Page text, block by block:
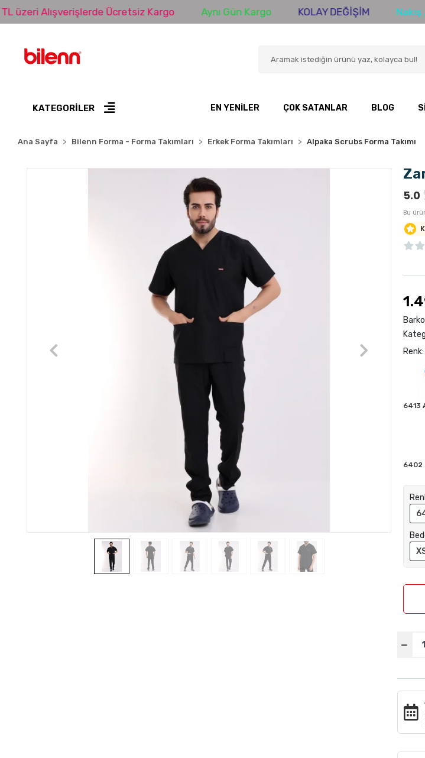
Alışverişlerde Ücretsiz Kargo Aynı Gün Kargo KOLAY DEĞİŞİM Nakış /
KATEGORİLER EN YENILER ÇOK SATANLAR BLOG
Ana Sayfa Bilenn Forma - Forma Takımları Erkek Forma Takımları Alpaka Scrubs Forma Takımı
5.0
Bu
6413
6402